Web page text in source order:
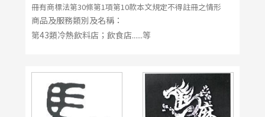
冊有商標法第30條第1項第10款本文規定不得註冊之情形
商品及服務類別及名稱：
第43類冷熱飲料店；飲食店......等